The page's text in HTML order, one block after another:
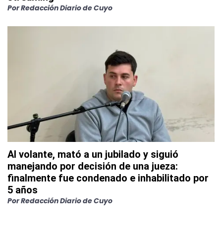
PorRedacción Diario de Cuyo
Al volante, mató a un jubilado y siguió
manejando por decisión de una jueza:
finalmente fue condenado e inhabilitado por
5 años
PorRedacción Diario de Cuyo